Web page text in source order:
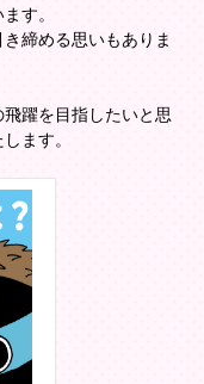
す。
締める思いもありま
躍を目指したいと思
ます。